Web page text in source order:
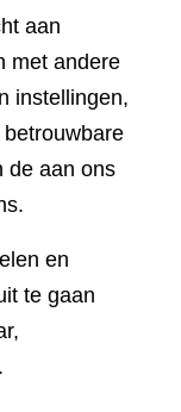
aan
met andere
instellingen,
de aan ons
en
te gaan